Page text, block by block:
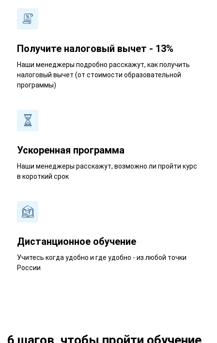
Получите налоговый вычет - 13%
Наши менеджеры подробно расскажут, как получить
налоговый вычет (от стоимости образовательной
программы)
Ускоренная программа
Наши менеджеры расскажут, возможно ли пройти курс
в короткий срок
Дистанционное обучение
Учитесь когда удобно и где удобно - из любой точки
России
6 шагов, чтобы пройти обучение